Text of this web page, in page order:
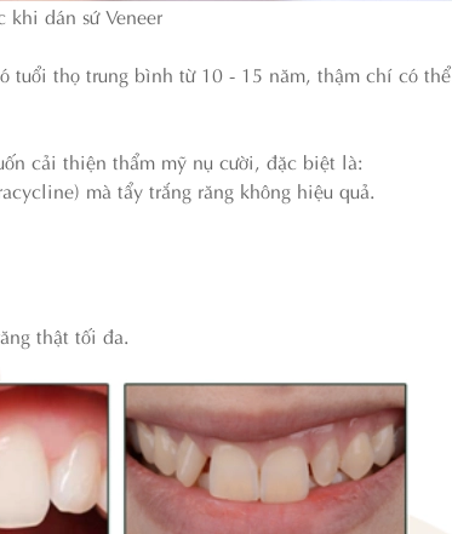
dán sứ Veneer
tuổi thọ trung bình từ 10 - 15 năm, thậm chí có
cải thiện thẩm mỹ nụ cười, đặc biệt là:
mà tẩy trắng răng không hiệu quả.
thật tối đa.